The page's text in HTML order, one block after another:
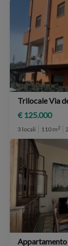
Trilocale Via
€ 125.000
3 locali 110 m2
Appartamento